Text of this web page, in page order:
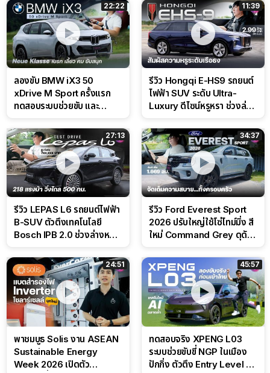
22:22
ลองขับ BMW iX3 50
xDrive M Sport ครั้งแรก
ทดสอบระบบช่วยขับ และ
สนาม
11:39
รีวิว Hongqi E-HS9 รถยนต์
ไฟฟ้า SUV ระดับ Ultra-
Luxury ดีไซน์หรูหรา ช่วงล่าง
27:13
รีวิว LEPAS L6 รถยนต์ไฟฟ้า
B-SUV ตัวตึงเทคโนโลยี
Bosch IPB 2.0 ช่วงล่างหนึบ
34:37
รีวิว Ford Everest Sport
2026 ปรับใหญ่ใช้โซ่ไทม์มิ่ง สี
ใหม่ Command Grey ดุดัน
24:51
พาชมบูธ Solis งาน ASEAN
Sustainable Energy
Week 2026 เปิดตัว
45:57
ทดสอบจริง XPENG L03
ระบบช่วยขับขี่ NGP ในเมือง
ปักกิ่ง ตัวตึง Entry Level ที่